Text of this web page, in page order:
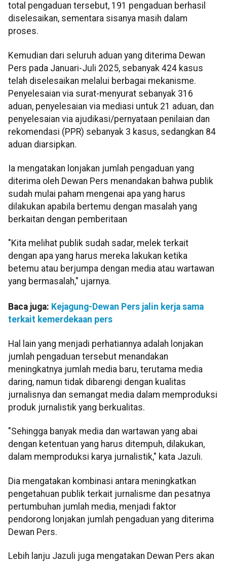
total pengaduan tersebut, 191 pengaduan berhasil
diselesaikan, sementara sisanya masih dalam
proses.
Kemudian dari seluruh aduan yang diterima Dewan
Pers pada Januari-Juli 2025, sebanyak 424 kasus
telah diselesaikan melalui berbagai mekanisme.
Penyelesaian via surat-menyurat sebanyak 316
aduan, penyelesaian via mediasi untuk 21 aduan, dan
penyelesaian via ajudikasi/pernyataan penilaian dan
rekomendasi (PPR) sebanyak 3 kasus, sedangkan 84
aduan diarsipkan.
Ia mengatakan lonjakan jumlah pengaduan yang
diterima oleh Dewan Pers menandakan bahwa publik
sudah mulai paham mengenai apa yang harus
dilakukan apabila bertemu dengan masalah yang
berkaitan dengan pemberitaan
"Kita melihat publik sudah sadar, melek terkait
dengan apa yang harus mereka lakukan ketika
betemu atau berjumpa dengan media atau wartawan
yang bermasalah," ujarnya.
Baca juga: Kejagung-Dewan Pers jalin kerja sama
terkait kemerdekaan pers
Hal lain yang menjadi perhatiannya adalah lonjakan
jumlah pengaduan tersebut menandakan
meningkatnya jumlah media baru, terutama media
daring, namun tidak dibarengi dengan kualitas
jurnalisnya dan semangat media dalam memproduksi
produk jurnalistik yang berkualitas.
"Sehingga banyak media dan wartawan yang abai
dengan ketentuan yang harus ditempuh, dilakukan,
dalam memproduksi karya jurnalistik," kata Jazuli.
Dia mengatakan kombinasi antara meningkatkan
pengetahuan publik terkait jurnalisme dan pesatnya
pertumbuhan jumlah media, menjadi faktor
pendorong lonjakan jumlah pengaduan yang diterima
Dewan Pers.
Lebih lanju Jazuli juga mengatakan Dewan Pers akan